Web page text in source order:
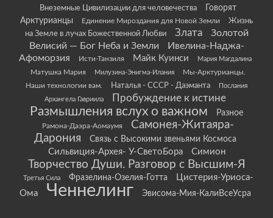
Внеземные Цивилизации для человечества
Говорят
Арктурианцы
Единение Мироздания для Новой Земли
Жизнь
на Земле в лучах Божественной Любви
Злата
Золотой
Велисий — Бог Неба и Земли
Ивелина-Наджа-
Афоморзия
Исти-Танзиля Майк Куинси Мария Магдалина
Матушка Мария Милузина-Энигма-Илания
Мы-Арктурианцы.
Наши технологии вам.
Наталья - СССР - Даэманта
Послания
Архангела Гавриила
Пробуждение к истине
Размышления вслух о важном Разное
Рамона-Даэра-Аомаумя
Самонея-Житаяра-
Дарония
Связь с Высокими звеньями Космоса
Сильвиция-Архея- У-СветоБора Симион
Творчество Души. Разговор с Высшим-Я
Третья Сила Фразелина-Озелия-Готта
Цистерия-Уриоса-
Ома
Ченнелинг Эвисома-Мия-КалиВсеУсра